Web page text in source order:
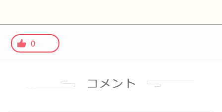
0